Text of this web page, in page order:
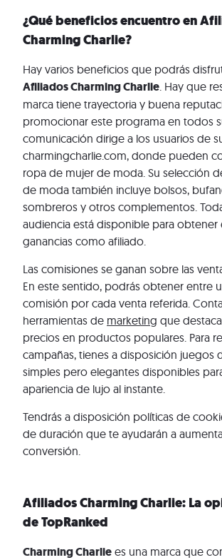
¿Qué beneficios encuentro en
Charming Charlie?
Hay varios beneficios que podrás
Afiliados Charming Charlie. Hay que
marca tiene trayectoria y buena
promocionar este programa en todos
comunicación dirige a los usuarios de
charmingcharlie.com, donde pueden
ropa de mujer de moda. Su selección
de moda también incluye bolsos,
sombreros y otros complementos.
audiencia está disponible para obtener
ganancias como afiliado.
Las comisiones se ganan sobre las
En este sentido, podrás obtener entre
comisión por cada venta referida.
herramientas de marketing que
precios en productos populares. Para
campañas, tienes a disposición juegos
simples pero elegantes disponibles
apariencia de lujo al instante.
Tendrás a disposición políticas de
de duración que te ayudarán a
conversión.
Afiliados Charming Charlie: La
de TopRanked
Charming Charlie es una marca que